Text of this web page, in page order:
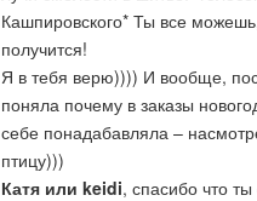
Кашпировского* Ты все
получится!
Я в тебя верю)))) И вообще,
поняла почему в заказы
себе понадабавляла –
птицу)))
Катя или keidi, спасибо что